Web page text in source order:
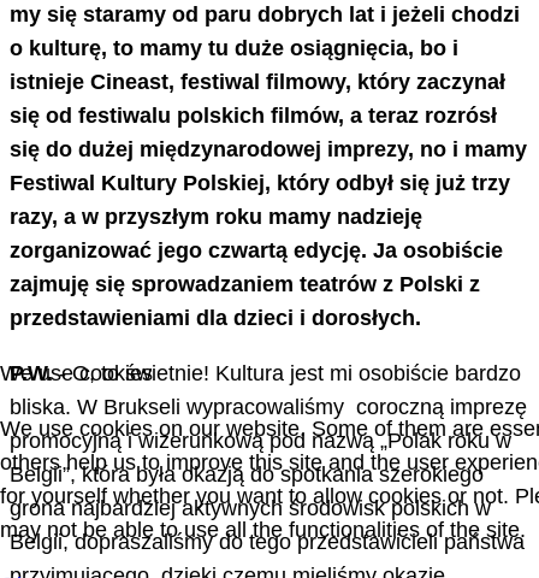
my się staramy od paru dobrych lat i jeżeli chodzi
o kulturę, to mamy tu duże osiągnięcia, bo i
istnieje Cineast, festiwal filmowy, który zaczynał
się od festiwalu polskich filmów, a teraz rozrósł
się do dużej międzynarodowej imprezy, no i mamy
Festiwal Kultury Polskiej, który odbył się już trzy
razy, a w przyszłym roku mamy nadzieję
zorganizować jego czwartą edycję. Ja osobiście
zajmuję się sprowadzaniem teatrów z Polski z
przedstawieniami dla dzieci i dorosłych.
P.W.- O, to świetnie! Kultura jest mi osobiście bardzo
bliska. W Brukseli wypracowaliśmy coroczną imprezę
promocyjną i wizerunkową pod nazwą „Polak roku w
Belgii”, która była okazją do spotkania szerokiego
grona najbardziej aktywnych środowisk polskich w
Belgii, dopraszaliśmy do tego przedstawicieli państwa
We use cookies
We use cookies on our website. Some of them are
others help us to improve this site and the user
for yourself whether you want to allow cookies or not.
may not be able to use all the functionalities of the site.